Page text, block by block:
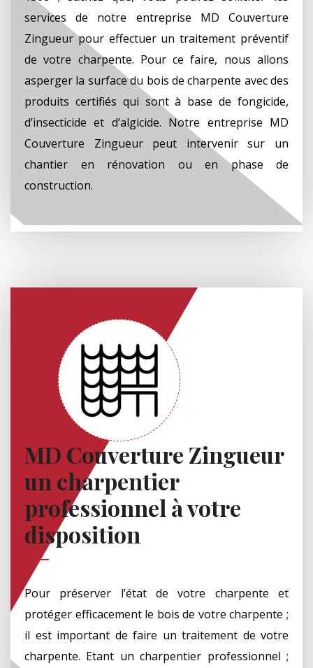
services de notre entreprise MD Couverture
Zingueur pour effectuer un traitement préventif
de votre charpente. Pour ce faire, nous allons
asperger la surface du bois de charpente avec des
produits certifiés qui sont à base de fongicide,
d’insecticide et d’algicide. Notre entreprise MD
Couverture Zingueur peut intervenir sur un
chantier en rénovation ou en phase de
construction.
MD Couverture Zingueur
un charpentier
professionnel à votre
disposition
Pour préserver l’état de votre charpente et
protéger efficacement le bois de votre charpente ;
il est important de faire un traitement de votre
charpente. Etant un charpentier professionnel ;